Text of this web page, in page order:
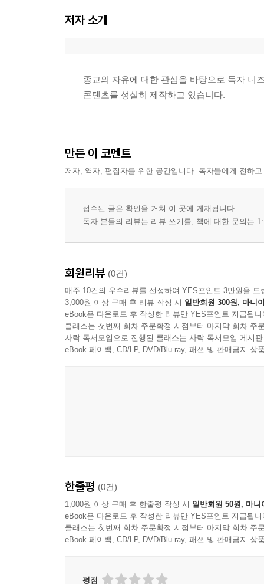
민주주의와 자유권의 관계
종교의 자유와 다른 기본권의 연결
헌법상 종교의 자유
입법과 행정에서의 보호 방식
사법적 통제와 권리구제
4장 종교의 자유는 어디까지 인정되는가
공공복리와 질서유지의 기준
타인의 권리와 충돌하는 경우
차별과 혐오의 문제
과잉금지와 비례성 판단
5장 개인은 어떤 방식으로 종교의 자유를 행사하는
6장 공동체와 단체의 종교적 자유는 어떻게 다루어
종교단체의 자율성
교리와 조직 운영의 독립성
성직자 선발과 내부 규율
종교단체 재산과 운영의 문제
저자 소개
종교의 자유에 대한 관심을 바탕으로 독자 니
콘텐츠를 성실히 제작하고 있습니다.
만든 이 코멘트
저자, 역자, 편집자를 위한 공간입니다. 독자들에게 전하
접수된 글은 확인을 거쳐 이 곳에 게재됩니다.
독자 분들의 리뷰는 리뷰 쓰기를, 책에 대한 문의는
회원리뷰 (0건)
매주 10건의 우수리뷰를 선정하여 YES포인트 3만원을 드
3,000원 이상 구매 후 리뷰 작성 시 일반회원 300원, 마니
eBook은 다운로드 후 작성한 리뷰만 YES포인트 지급됩니
클래스는 첫번째 회차 주문확정 시점부터 마지막 회차 주
사락 독서모임으로 진행된 클래스는 사락 독서모임 게시
eBook 페이백, CD/LP, DVD/Blu-ray, 패션 및 판매금지 상
한줄평 (0건)
1,000원 이상 구매 후 한줄평 작성 시 일반회원 50원, 마니
eBook은 다운로드 후 작성한 리뷰만 YES포인트 지급됩니
클래스는 첫번째 회차 주문확정 시점부터 마지막 회차 주
eBook 페이백, CD/LP, DVD/Blu-ray, 패션 및 판매금지 상
평점